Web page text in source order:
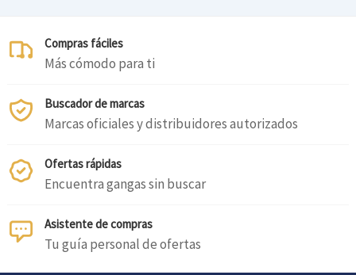
Compras fáciles
Más cómodo para ti
Buscador de marcas
Marcas oficiales y distribuidores autorizados
Ofertas rápidas
Encuentra gangas sin buscar
Asistente de compras
Tu guía personal de ofertas